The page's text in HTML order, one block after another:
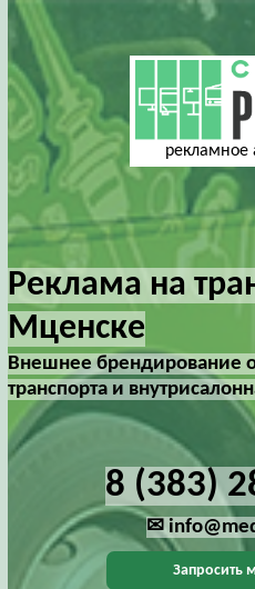
рекламное
Реклама на
Мценске
Внешнее брендирование
транспорта и
8 (383)
✉
Запросить